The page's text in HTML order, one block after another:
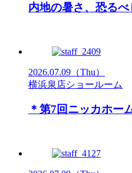
内地の暑さ、恐るべ
2026.07.09 （Thu）
横浜泉店ショールーム
＊第7回ニッカホ